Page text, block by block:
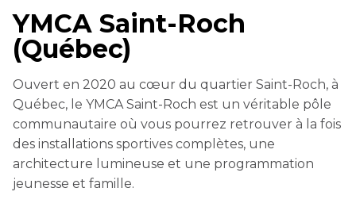
Découvrez nos cours de natation
pour enfants
Inscriptions prioritaires : 17 août |
Inscriptions générales : 19 août
L'EXPÉRIENCE AU CAMP
Découvrir Kanawana
Installations
Notre équipe
Guide des parents
Découvrez nos cours de natation
pour enfants
Inscriptions prioritaires : 17 août |
Inscriptions générales : 19 août
CERTIFICATIONS PHYSIQUES
Entraînement privé
Entraînement de groupe
Entraînement pour aîné.e.s
RÉINTÉGRATION COMMUNAUTAIRE
Réinsertion sociale
Travaux compensatoires
YMCA Saint-Roch
(Québec)
Ouvert en 2020 au cœur du quartier Saint-Roch, à
Québec, le YMCA Saint-Roch est un véritable pôle
communautaire où vous pourrez retrouver à la fois
des installations sportives complètes, une
architecture lumineuse et une programmation
jeunesse et famille.